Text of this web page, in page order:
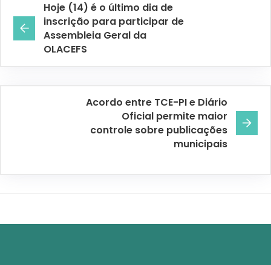
Hoje (14) é o último dia de
inscrição para participar de
Assembleia Geral da
OLACEFS
Acordo entre TCE-PI e Diário
Oficial permite maior
controle sobre publicações
municipais